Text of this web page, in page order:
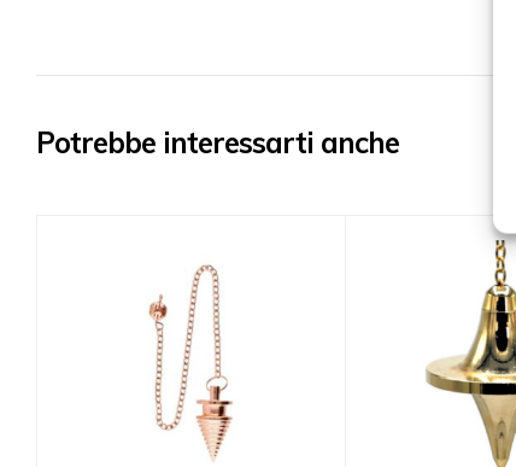
Potrebbe interessarti anche